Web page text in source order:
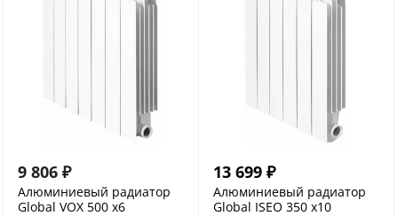
9 806 ₽
Алюминиевый радиатор
Global VOX 500 x6
13 699 ₽
Алюминиевый радиатор
Global ISEO 350 x10